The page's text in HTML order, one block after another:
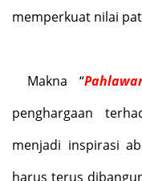
memperkuat nilai
Makna “
penghargaan
menjadi inspirasi
harus terus